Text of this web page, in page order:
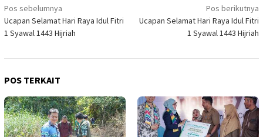
Navigasi
pos
Pos sebelumnya
Ucapan Selamat Hari Raya Idul Fitri
1 Syawal 1443 Hijriah
Pos berikutnya
Ucapan Selamat Hari Raya Idul Fitri
1 Syawal 1443 Hijriah
POS TERKAIT